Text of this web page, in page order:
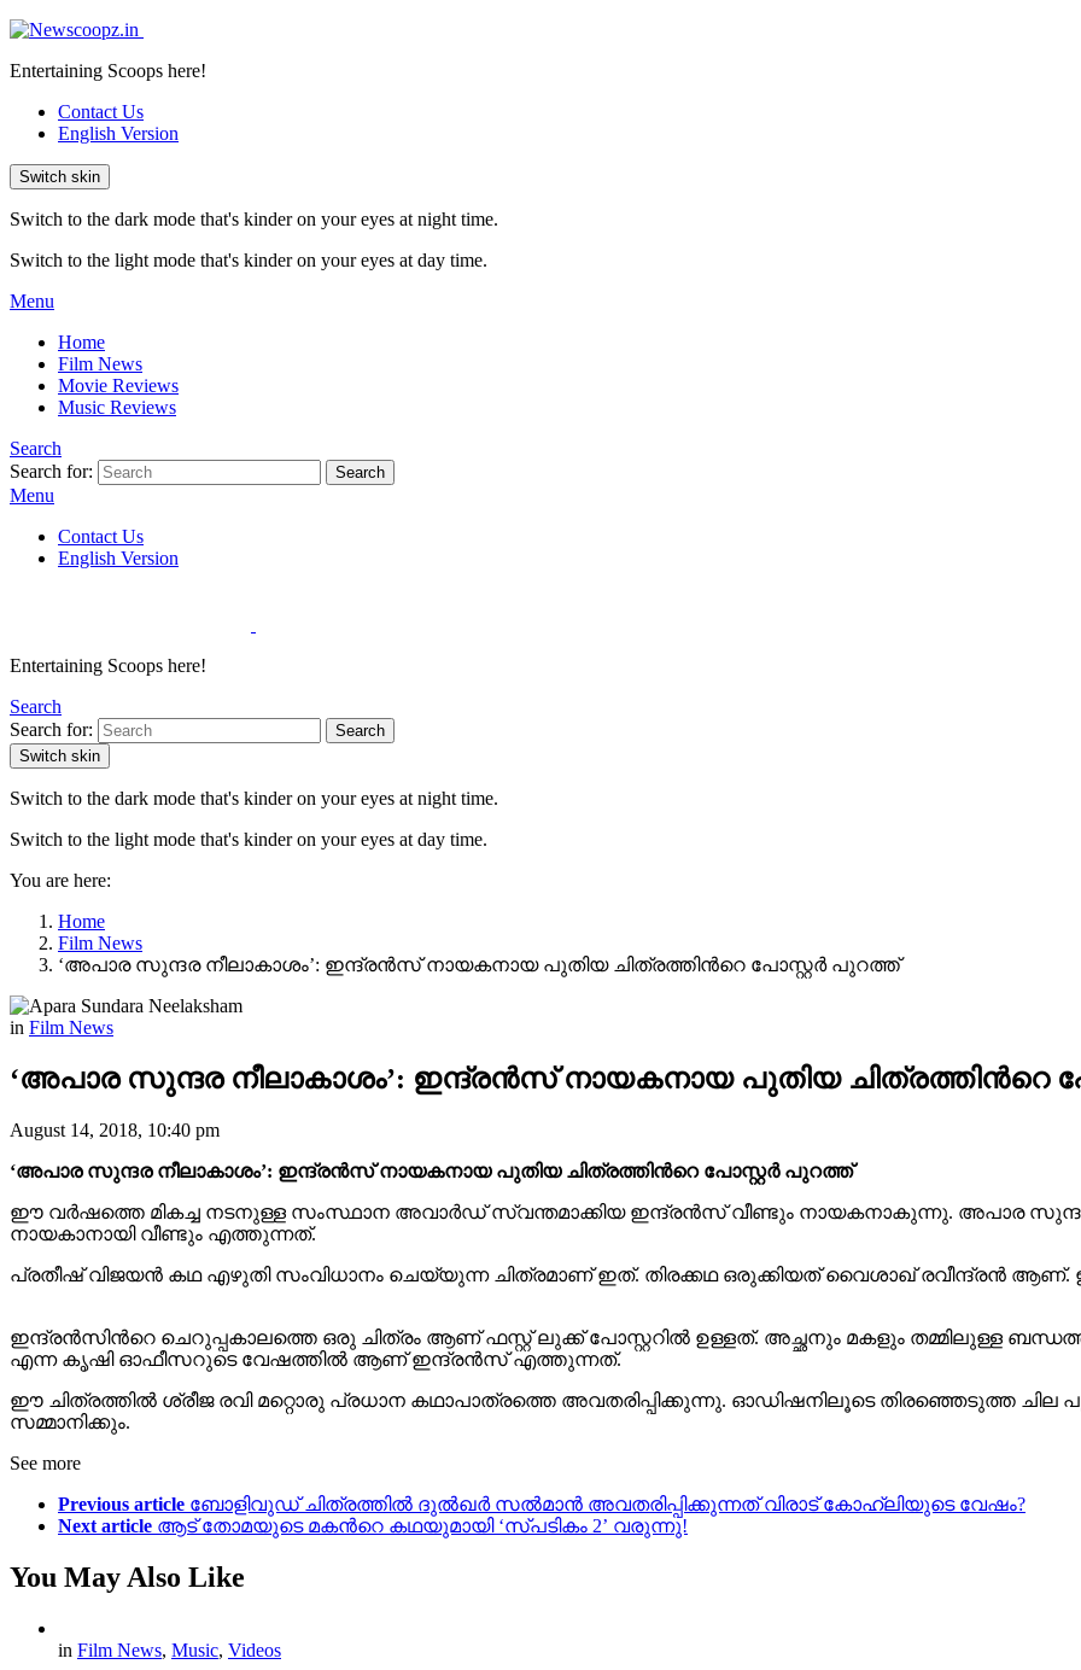
Entertaining Scoops here!
Contact Us
English Version
Switch skin
Switch to the dark mode that's kinder on your eyes at night time.
Switch to the light mode that's kinder on your eyes at day time.
Menu
Home
Film News
Movie Reviews
Music Reviews
Search
Search for:
Search
Menu
Contact Us
English Version
Entertaining Scoops here!
Search
Search for:
Search
Switch skin
Switch to the dark mode that's kinder on your eyes at night time.
Switch to the light mode that's kinder on your eyes at day time.
You are here:
Home
Film News
‘അപാര സുന്ദര നീലാകാശം’: ഇന്ദ്രൻസ് നായകനായ പുതിയ ചിത്രത്തിന്‍റെ പോസ്റ്റര്‍ പുറത്ത്
in Film News
‘അപാര സുന്ദര നീലാകാശം’: ഇന്ദ്രൻസ് നായകനായ പുതിയ ചിത്രത്തിന്‍റെ
August 14, 2018, 10:40 pm
‘അപാര സുന്ദര നീലാകാശം’: ഇന്ദ്രൻസ് നായകനായ പുതിയ ചിത്രത്തിന്‍റെ പോസ്റ്റര്‍ പുറത്ത്
ഈ വർഷത്തെ മികച്ച നടനുള്ള സംസ്ഥാന അവാർഡ് സ്വന്തമാക്കിയ ഇന്ദ്രൻസ് വീണ്ടും നായകനാകുന്നു. അപാര
നായകാനായി വീണ്ടും എത്തുന്നത്.
പ്രതീഷ് വിജയൻ കഥ എഴുതി സംവിധാനം ചെയ്യുന്ന ചിത്രമാണ് ഇത്. തിരക്കഥ ഒരുക്കിയത് വൈശാഖ് രവീന്ദ്രൻ ആണ്. ഈ
ഇന്ദ്രൻസിന്‍റെ ചെറുപ്പകാലത്തെ ഒരു ചിത്രം ആണ് ഫസ്റ്റ് ലുക്ക് പോസ്റ്ററിൽ ഉള്ളത്. അച്ഛനും മകളും തമ്മിലുള്ള
എന്ന കൃഷി ഓഫീസറുടെ വേഷത്തിൽ ആണ് ഇന്ദ്രൻസ് എത്തുന്നത്.
ഈ ചിത്രത്തിൽ ശ്രീജ രവി മറ്റൊരു പ്രധാന കഥാപാത്രത്തെ അവതരിപ്പിക്കുന്നു. ഓഡിഷനിലൂടെ തിരഞ്ഞെടുത്ത
സമ്മാനിക്കും.
See more
Previous article ബോളിവുഡ് ചിത്രത്തില്‍ ദുൽഖർ സൽമാൻ അവതരിപ്പിക്കുന്നത് വിരാട് കോഹ്ലിയുടെ വേഷം?
Next article ആട് തോമയുടെ മകന്‍റെ കഥയുമായി ‘സ്പടികം 2’ വരുന്നു!
You May Also Like
in Film News, Music, Videos